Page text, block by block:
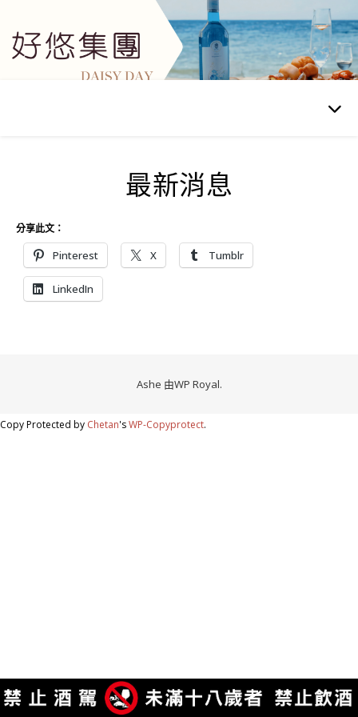
最新消息
分享此文：
Pinterest X Tumblr
LinkedIn
Ashe 由WP Royal.
Copy Protected by Chetan'sWP-Copyprotect.